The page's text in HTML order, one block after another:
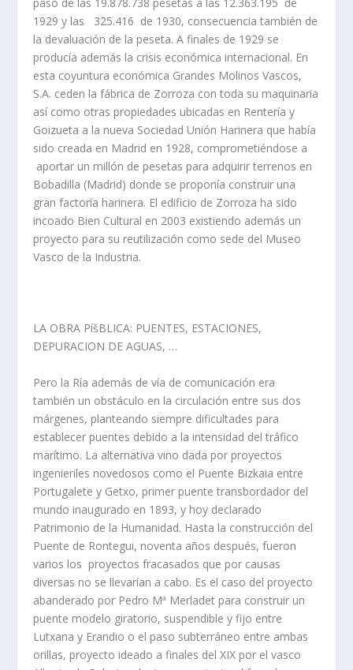
1929 y las 325.416 de 1930, consecuencia también de
la devaluación de la peseta. A finales de 1929 se
producí­a además la crisis económica internacional. En
esta coyuntura económica Grandes Molinos Vascos,
S.A. ceden la fábrica de Zorroza con toda su maquinaria
así­ como otras propiedades ubicadas en Renterí­a y
Goizueta a la nueva Sociedad Unión Harinera que habí­a
sido creada en Madrid en 1928, comprometiéndose a
aportar un millón de pesetas para adquirir terrenos en
Bobadilla (Madrid) donde se proponí­a construir una
gran factorí­a harinera. El edificio de Zorroza ha sido
incoado Bien Cultural en 2003 existiendo además un
proyecto para su reutilización como sede del Museo
Vasco de la Industria.
LA OBRA PíšBLICA: PUENTES, ESTACIONES,
DEPURACION DE AGUAS, …
Pero la Rí­a además de ví­a de comunicación era
también un obstáculo en la circulación entre sus dos
márgenes, planteando siempre dificultades para
establecer puentes debido a la intensidad del tráfico
marí­timo. La alternativa vino dada por proyectos
ingenieriles novedosos como el Puente Bizkaia entre
Portugalete y Getxo, primer puente transbordador del
mundo inaugurado en 1893, y hoy declarado
Patrimonio de la Humanidad. Hasta la construcción del
Puente de Rontegui, noventa años después, fueron
varios los proyectos fracasados que por causas
diversas no se llevarí­an a cabo. Es el caso del proyecto
abanderado por Pedro Mª Merladet para construir un
puente modelo giratorio, suspendible y fijo entre
Lutxana y Erandio o el paso subterráneo entre ambas
orillas, proyecto ideado a finales del XIX por el vasco